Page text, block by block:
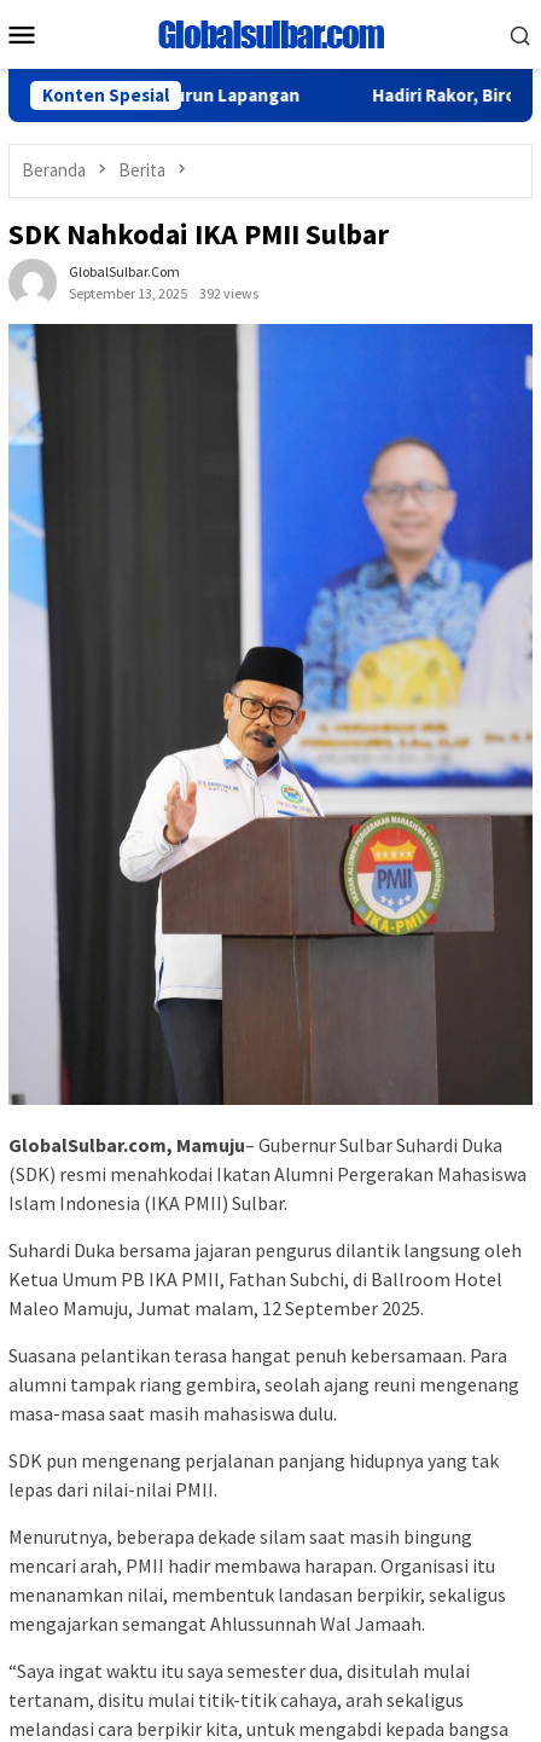
ke
Mobile
Konten Spesial
Sulbar Turun Lapangan Hadiri Rakor, Biro Organisasi
Beranda Berita
SDK Nahkodai IKA PMII Sulbar
GlobalSulbar.com
September 13, 2025
392 views
GlobalSulbar.com, Mamuju– Gubernur Sulbar Suhardi Duka
(SDK) resmi menahkodai Ikatan Alumni Pergerakan Mahasiswa
Islam Indonesia (IKA PMII) Sulbar.
Suhardi Duka bersama jajaran pengurus dilantik langsung oleh
Ketua Umum PB IKA PMII, Fathan Subchi, di Ballroom Hotel
Maleo Mamuju, Jumat malam, 12 September 2025.
Suasana pelantikan terasa hangat penuh kebersamaan. Para
alumni tampak riang gembira, seolah ajang reuni mengenang
masa-masa saat masih mahasiswa dulu.
SDK pun mengenang perjalanan panjang hidupnya yang tak
lepas dari nilai-nilai PMII.
Menurutnya, beberapa dekade silam saat masih bingung
mencari arah, PMII hadir membawa harapan. Organisasi itu
menanamkan nilai, membentuk landasan berpikir, sekaligus
mengajarkan semangat Ahlussunnah Wal Jamaah.
“Saya ingat waktu itu saya semester dua, disitulah mulai
tertanam, disitu mulai titik-titik cahaya, arah sekaligus
melandasi cara berpikir kita, untuk mengabdi kepada bangsa